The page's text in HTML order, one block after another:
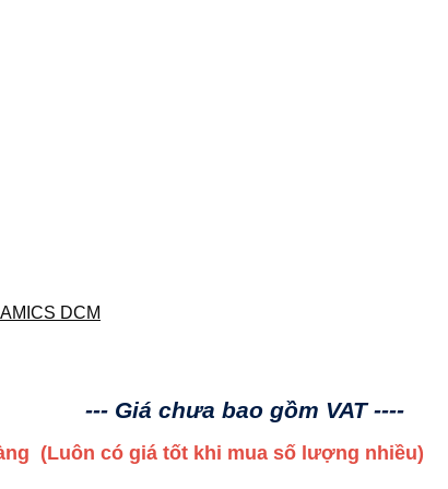
DCM
--- Giá chưa bao gồm VAT ----
(Luôn có giá tốt khi mua số lượng nhiều)